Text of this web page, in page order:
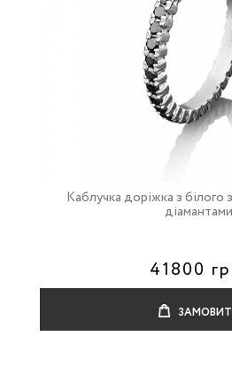
Каблучка доріжка з білого
діамантами
41800